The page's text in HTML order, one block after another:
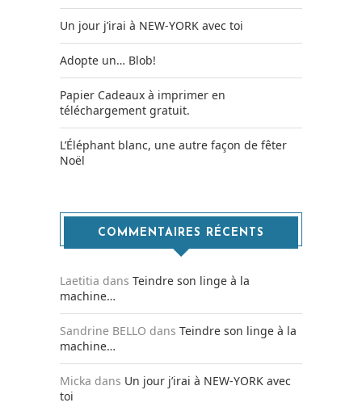
Un jour j’irai à NEW-YORK avec toi
Adopte un… Blob!
Papier Cadeaux à imprimer en
téléchargement gratuit.
L’Éléphant blanc, une autre façon de fêter
Noël
COMMENTAIRES RÉCENTS
Laetitia dans Teindre son linge à la
machine…
Sandrine BELLO dans Teindre son linge à la
machine…
Micka dans Un jour j’irai à NEW-YORK avec
toi